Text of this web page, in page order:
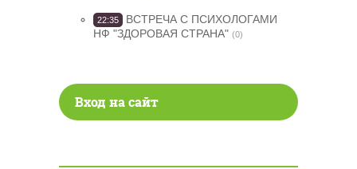
22:35
ВСТРЕЧА С ПСИХОЛОГАМИ
НФ "ЗДОРОВАЯ СТРАНА" (0)
Вход на сайт